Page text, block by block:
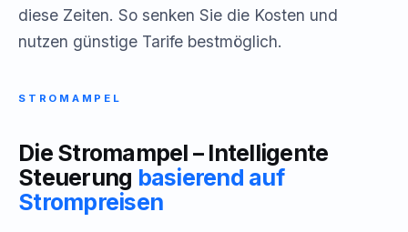
diese Zeiten. So senken Sie die Kosten und
nutzen günstige Tarife bestmöglich.
STROMAMPEL
Die Stromampel – Intelligente
Steuerung basierend auf
Strompreisen